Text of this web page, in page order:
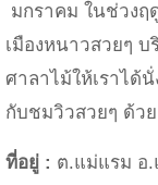
มกราคม ในช่วงฤ
เมืองหนาวสวยๆ
ศาลาไม้ให้เราได้
กับชมวิวสวยๆ ด้วย
ที่อยู่ : ต.แม่แรม อ.